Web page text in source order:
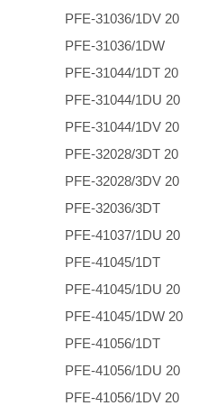
PFE-31036/1DV 20
PFE-31036/1DW
PFE-31044/1DT 20
PFE-31044/1DU 20
PFE-31044/1DV 20
PFE-32028/3DT 20
PFE-32028/3DV 20
PFE-32036/3DT
PFE-41037/1DU 20
PFE-41045/1DT
PFE-41045/1DU 20
PFE-41045/1DW 20
PFE-41056/1DT
PFE-41056/1DU 20
PFE-41056/1DV 20